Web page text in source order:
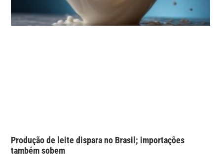
Produção de leite dispara no Brasil; importações
também sobem